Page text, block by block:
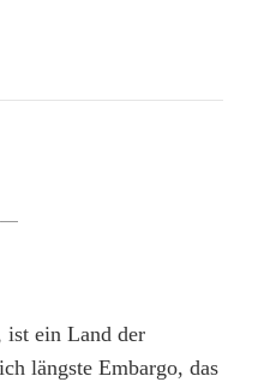
ein Land der
längste Embargo, das